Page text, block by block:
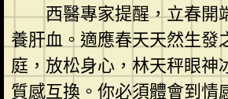
西醫專家提醒，立春開
養肝血。適應春天天然生發
庭，放松身心，林天秤眼神
質感互換。你必須體會到情